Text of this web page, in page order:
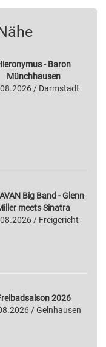
- Baron
Münchhausen
/ Darmstadt
Big Band - Glenn
meets Sinatra
/ Freigericht
2026
/ Gelnhausen